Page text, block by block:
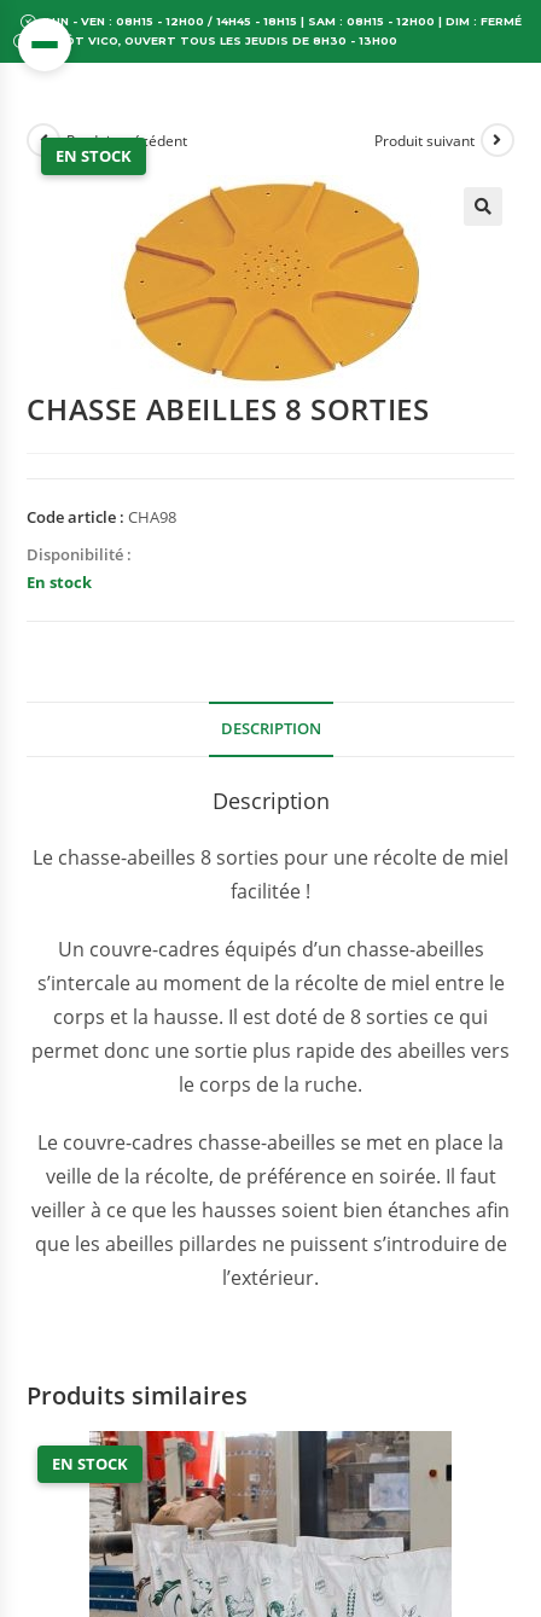
LUN - VEN : 08H15 - 12H00 / 14H45 - 18H15 | SAM : 08H15 - 12H00 | DIM : FERMÉ
DÉPÔT VICO, OUVERT TOUS LES JEUDIS DE 8H30 - 13H00
EN STOCK
Produit précédent Produit suivant
CHASSE ABEILLES 8 SORTIES
Code article :CHA98
Disponibilité :
En stock
DESCRIPTION
Description
Le chasse-abeilles 8 sorties pour une récolte de miel
facilitée !
Un couvre-cadres équipés d’un chasse-abeilles
s’intercale au moment de la récolte de miel entre le
corps et la hausse. Il est doté de 8 sorties ce qui
permet donc une sortie plus rapide des abeilles vers
le corps de la ruche.
Le couvre-cadres chasse-abeilles se met en place la
veille de la récolte, de préférence en soirée. Il faut
veiller à ce que les hausses soient bien étanches afin
que les abeilles pillardes ne puissent s’introduire de
l’extérieur.
Produits similaires
EN STOCK